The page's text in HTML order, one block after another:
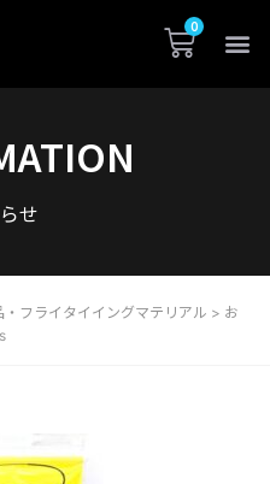
せ
・フライタイイングマテリアル > お